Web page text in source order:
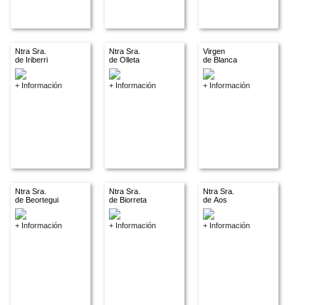
Ntra Sra.
de Iriberri
+ Información
Ntra Sra.
de Olleta
+ Información
Virgen
de Blanca
+ Información
Ntra Sra.
de Beortegui
+ Información
Ntra Sra.
de Biorreta
+ Información
Ntra Sra.
de Aos
+ Información